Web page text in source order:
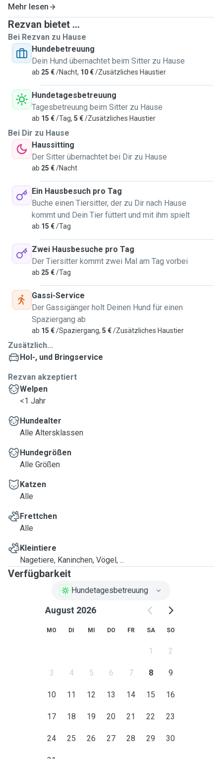
bleiben.
Mehr lesen
Rezvan bietet ...
Bei Rezvan zu Hause
Hundebetreuung
Dein Hund übernachtet beim Sitter zu Hause
ab 25 €/Nacht, 10 €/Zusätzliches Haustier
Hundetagesbetreuung
Tagesbetreuung beim Sitter zu Hause
ab 15 €/Tag, 5 €/Zusätzliches Haustier
Bei Dir zu Hause
Haussitting
Der Sitter übernachtet bei Dir zu Hause
ab 25 €/Nacht
Ein Hausbesuch pro Tag
Buche einen Tiersitter, der zu Dir nach Hause
kommt und Dein Tier füttert und mit ihm spielt
ab 15 €/Tag
Zwei Hausbesuche pro Tag
Der Tiersitter kommt zwei Mal am Tag vorbei
ab 25 €/Tag
Gassi-Service
Der Gassigänger holt Deinen Hund für einen
Spaziergang ab
ab 15 €/Spaziergang, 5 €/Zusätzliches Haustier
Zusätzlich...
Hol-, und Bringservice
Rezvan akzeptiert
Welpen
<1 Jahr
Hundealter
Alle Altersklassen
Hundegrößen
Alle Größen
Katzen
Alle
Frettchen
Alle
Kleintiere
Nagetiere, Kaninchen, Vögel, ...
Verfügbarkeit
Hundetagesbetreuung
August 2026
MO DI MI DO FR SA SO
1 2
3 4 5 6 7 8 9
10 11 12 13 14 15 16
17 18 19 20 21 22 23
24 25 26 27 28 29 30